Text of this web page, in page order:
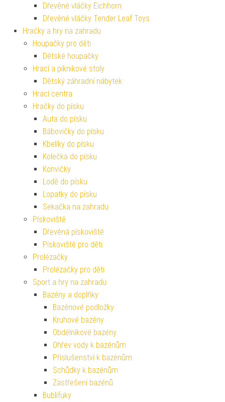
Dřevěné vláčky Eichhorn
Dřevěné vláčky Tender Leaf Toys
Hračky a hry na zahradu
Houpačky pro děti
Dětské houpačky
Hrací a piknikové stoly
Dětský záhradní nábytek
Hrací centra
Hračky do písku
Auta do písku
Bábovičky do písku
Kbelíky do písku
Kolečka do písku
Konvičky
Lodě do písku
Lopatky do písku
Sekačka na zahradu
Pískoviště
Dřevěná pískoviště
Pískoviště pro děti
Prolézačky
Prolézačky pro děti
Sport a hry na zahradu
Bazény a doplňky
Bazénové podložky
Kruhové bazény
Obdélníkové bazény
Ohřev vody k bazénům
Příslušenství k bazénům
Schůdky k bazénům
Zastřešení bazénů
Bublifuky